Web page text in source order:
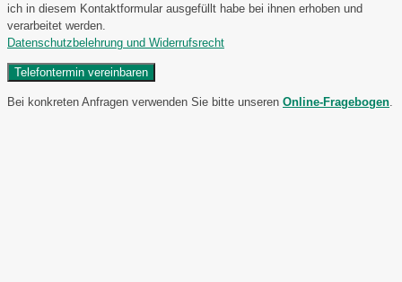
ich in diesem Kontaktformular ausgefüllt habe bei ihnen erhoben und
verarbeitet werden.
Datenschutzbelehrung und Widerrufsrecht
Bei konkreten Anfragen verwenden Sie bitte unseren Online-Fragebogen.